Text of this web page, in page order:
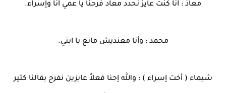
معاذ : أنا كنت عايز نحدد معاد فرحنا يا عمي أنا وإسراء.
محمد : وأنا معنديش مانع يا ابني.
شيماء ( أخت إسراء ) : والله إحنا فعلاً عايزين نفرح بقالنا كتير